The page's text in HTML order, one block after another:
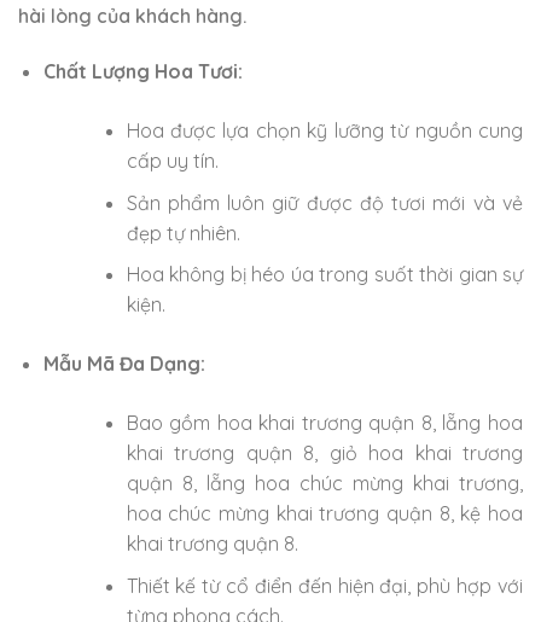
hài lòng của khách hàng.
Chất Lượng Hoa Tươi:
Hoa được lựa chọn kỹ lưỡng từ nguồn cung
cấp uy tín.
Sản phẩm luôn giữ được độ tươi mới và vẻ
đẹp tự nhiên.
Hoa không bị héo úa trong suốt thời gian sự
kiện.
Mẫu Mã Đa Dạng:
Bao gồm hoa khai trương quận 8, lẵng hoa
khai trương quận 8, giỏ hoa khai trương
quận 8, lẵng hoa chúc mừng khai trương,
hoa chúc mừng khai trương quận 8, kệ hoa
khai trương quận 8.
Thiết kế từ cổ điển đến hiện đại, phù hợp với
từng phong cách.